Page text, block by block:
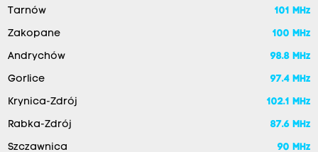
Tarnów 101 MHz
Zakopane 100 MHz
Andrychów 98.8 MHz
Gorlice 97.4 MHz
Krynica-Zdrój 102.1 MHz
Rabka-Zdrój 87.6 MHz
Szczawnica 90 MHz